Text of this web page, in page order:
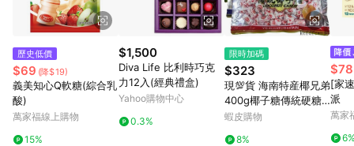
歷史低價
$69 (降$19)
義美知心Q軟糖(綜合乳
酸)
萬家福線上購物
15%
$1,500
Diva Life 比利時巧克
力12入(經典禮盒)
Yahoo購物中心
0.3%
限時加碼
$323
現💯貨 海南特産椰兄弟
400g椰子糖傳統硬糖
糖果濃香婚慶喜糖年貨
蝦皮購物
8%
$78
[家
派
萬家